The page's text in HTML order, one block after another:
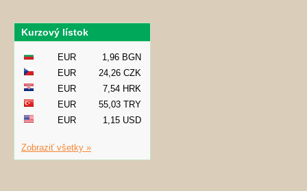
Kurzový lístok
EUR
1,96 BGN
EUR
24,26 CZK
EUR
7,54 HRK
EUR
55,03 TRY
EUR
1,15 USD
Zobraziť všetky »